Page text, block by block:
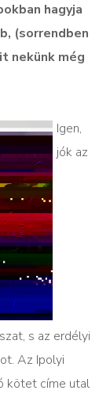
hagyja
(sorrendben
nekünk még
Igen,
jók az
s az erdélyi
Az Ipolyi
kötet címe utal